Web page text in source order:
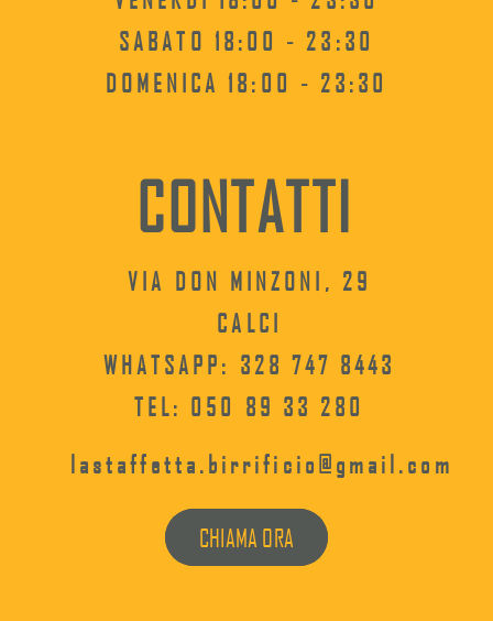
CONTATTI
SABATO 18:00 - 23:30
DOMENICA 18:00 - 23:30
VIA DON MINZONI, 29
CALCI
WHATSAPP: 328 747 8443
TEL: 050 89 33 280
lastaffetta.birrificio@gmail.com
CHIAMA ORA